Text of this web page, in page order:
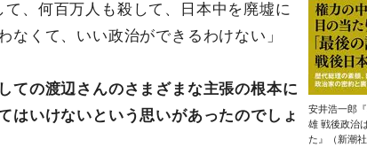
安井浩一郎
雄 戦後政治
た』（新潮社
て、何百万人も殺して、日本中を廃墟に
なくて、いい政治ができるわけない」
ての渡辺さんのさまざまな主張の根本に
はいけないという思いがあったのでしょ